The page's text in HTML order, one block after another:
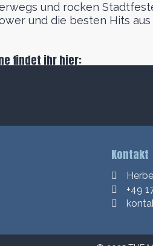
und rocken
und die besten Hits
findet ihr hier:
Kontakt
+49